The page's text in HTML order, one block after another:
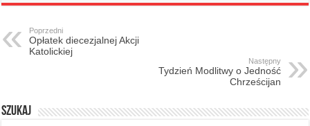
Poprzedni
Opłatek diecezjalnej Akcji
Katolickiej
Następny
Tydzień Modlitwy o Jedność
Chrześcijan
Szukaj